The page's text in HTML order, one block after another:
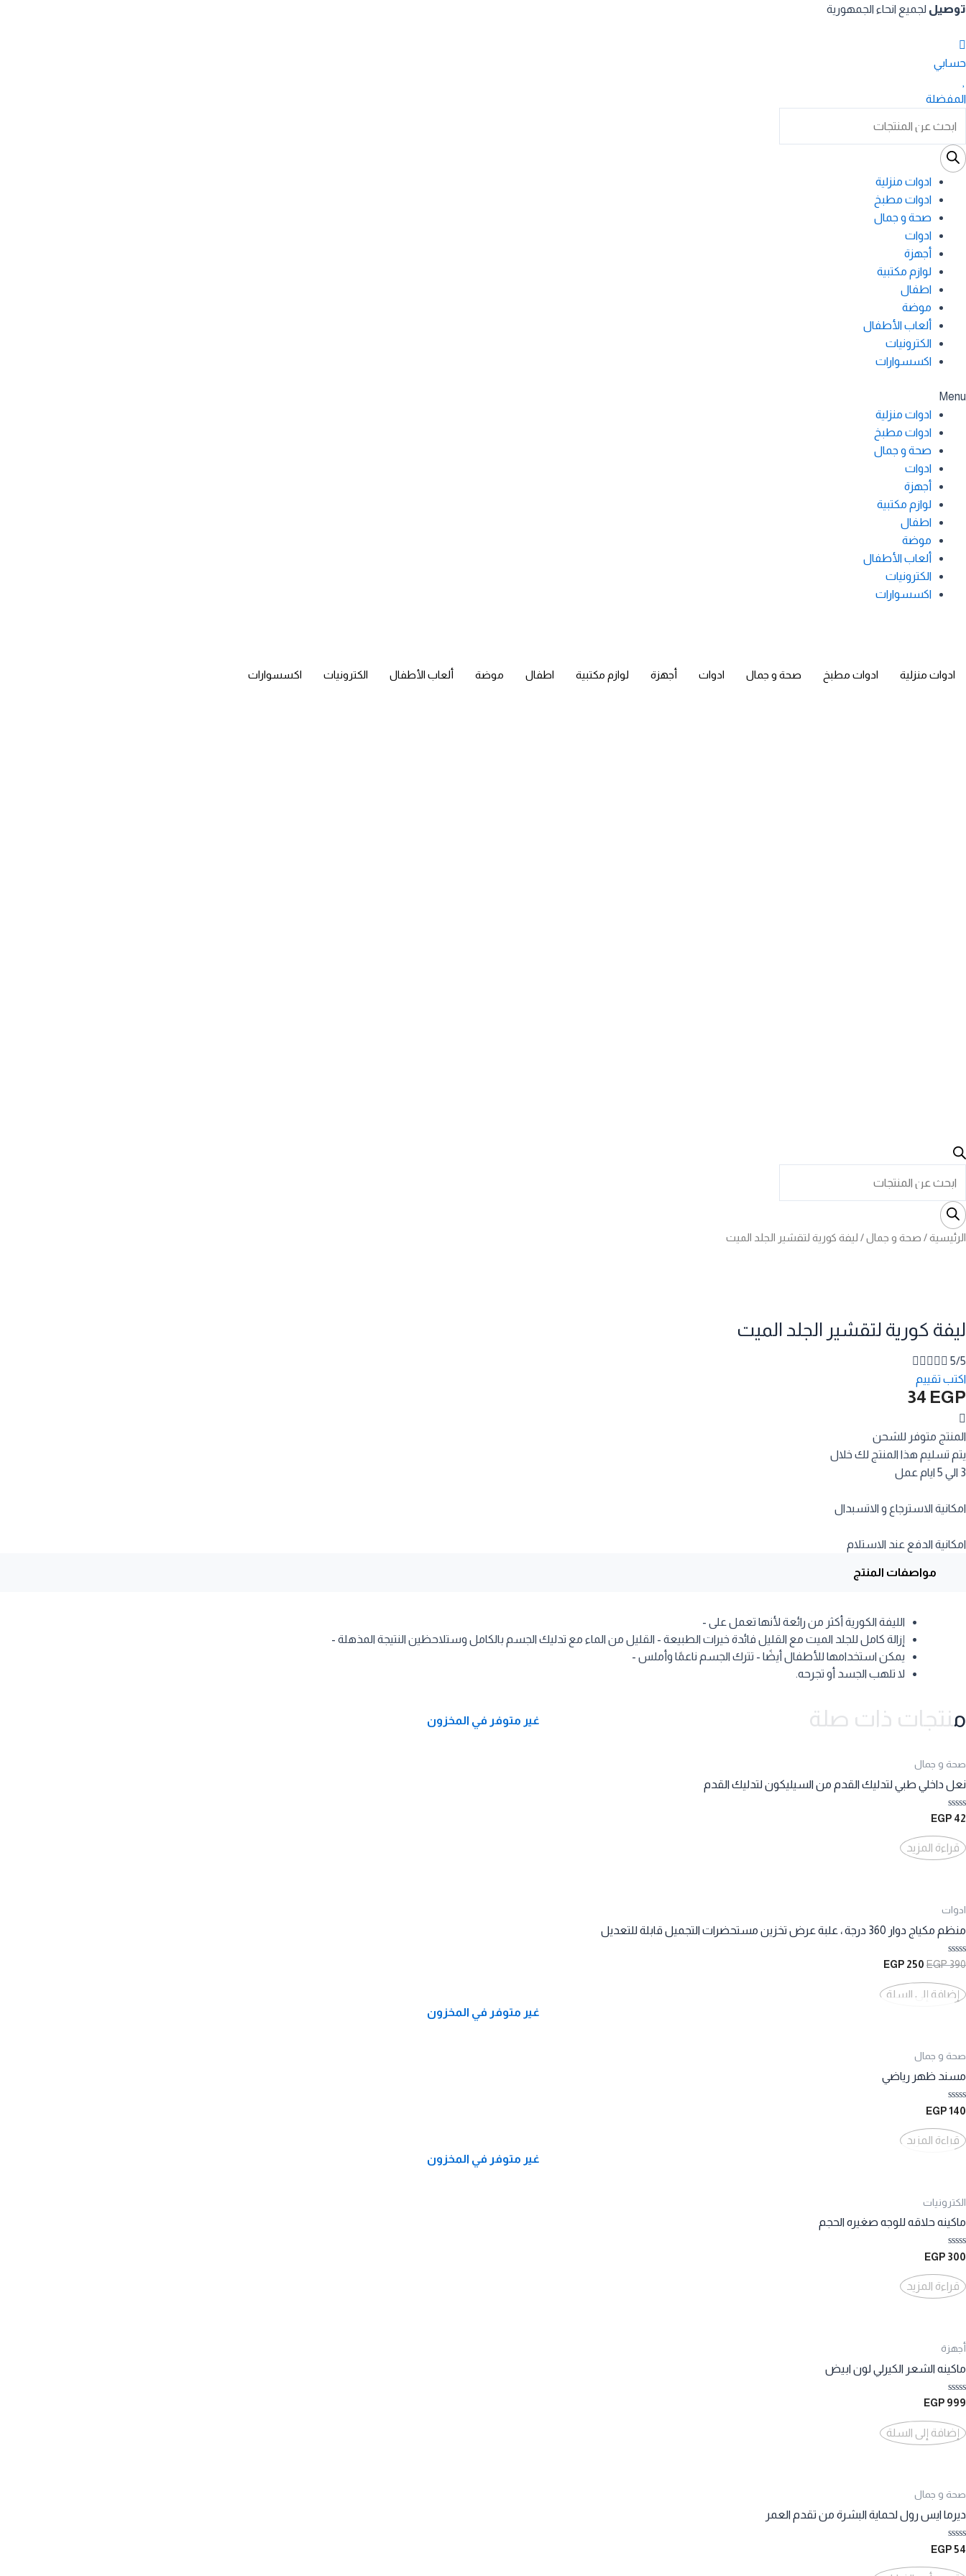
تخطي
المحتوى
توصيل لجميع انحاء الجمهورية
حسابي
المفضلة
search
ادوات منزلية
ادوات مطبخ
صحة و جمال
ادوات
أجهزة
لوازم مكتبية
اطفال
موضة
ألعاب الأطفال
الكترونيات
اكسسوارات
Menu
ادوات منزلية
ادوات مطبخ
صحة و جمال
ادوات
أجهزة
لوازم مكتبية
اطفال
موضة
ألعاب الأطفال
الكترونيات
اكسسوارات
ادوات منزلية ادوات مطبخ صحة و جمال ادوات أجهزة لوازم مكتبية اطفال موضة ألعاب الأطفال الكترونيات اكسسوارات
search
الرئيسية/ صحة و جمال/ ليفة كورية لتقشير الجلد الميت
ليفة كورية لتقشير الجلد الميت
     5/5
اكتب تقييم
34 EGP
المنتج متوفر للشحن
يتم تسليم هذا المنتج لك خلال
3 الي 5 ايام عمل
امكانية الاسترجاع و الاتسبدال
امكانية الدفع عند الاستلام
مواصفات المنتج
الليفة الكورية أكثر من رائعة لأنها تعمل على -
إزالة كامل للجلد الميت مع القليل فائدة خيرات الطبيعة - القليل من الماء مع تدليك الجسم بالكامل وستلاحظين النتيجة المذهلة -
يمكن استخدامها للأطفال أيضًا - تترك الجسم ناعمًا وأملس -
لا تلهب الجسد أو تجرحه.
منتجات ذات صلة غير متوفر في المخزون
صحة و جمال
نعل داخلي طبي لتدليك القدم من السيليكون لتدليك القدم
تم
من
5
42
EGP
قراءة المزيد
ادوات
منظم مكياج دوار 360 درجة ، علبة عرض تخزين مستحضرات التجميل قابلة للتعديل
تم
من
5
390
EGP السعر
هو:
250
EGP
هو: إضافة إلى السلة
غير متوفر في المخزون
صحة و جمال
مسند ظهر رياضي
تم
التقييم
من
5
140
EGP
قراءة المزيد
غير متوفر في المخزون
الكترونيات
ماكينه حلاقه للوجه صغيره الحجم
تم
من
5
300
EGP
قراءة المزيد
أجهزة
ماكينه الشعر الكيرلي لون ابيض
تم
من
5
999
EGP
إضافة إلى السلة
صحة و جمال
ديرما ايس رول لحماية البشرة من تقدم العمر
تم
التقييم
54
EGP